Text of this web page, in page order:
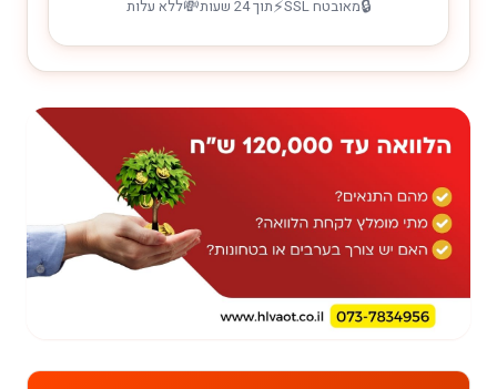
🔒מאובטח SSL ⚡תוך 24 שעות 💸ללא עלות